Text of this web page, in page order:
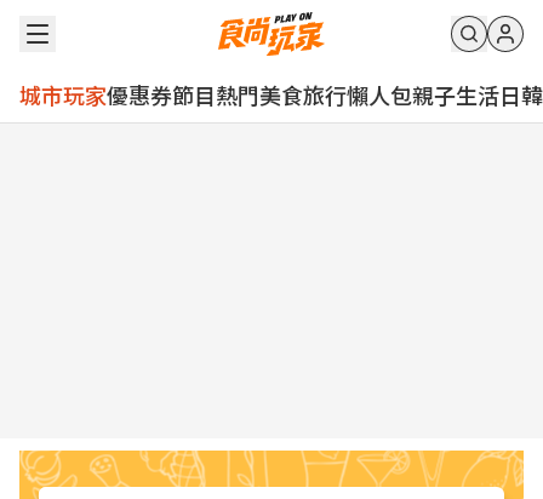
城市玩家優惠券節目熱門美食旅行懶人包親子生活日韓